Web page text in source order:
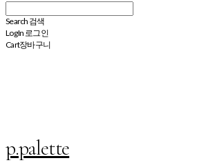
Search 검색
Log In 로그인
Cart장바구니
p.palette